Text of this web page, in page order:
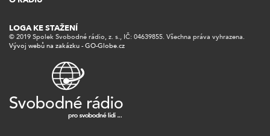
© 2019 Spolek Svobodné rádio, z. s., IČ: 04639855. Všechna práva vyhrazena.
Vývoj webů na zakázku - GO-Globe.cz
LOGA KE STAŽENÍ